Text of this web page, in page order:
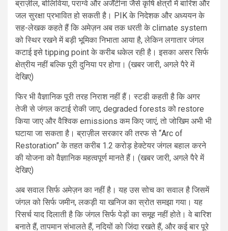
ब्राज़ील, बोलिविया, पराग्वे और अर्जेंटीना जैसे कृषि क्षेत्रों में बारिश और
जल सुरक्षा प्रभावित हो सकती है। PIK के निदेशक और अध्ययन के
सह-लेखक कहते हैं कि अमेज़न अब तक धरती के climate system
को स्थिर रखने में बड़ी भूमिका निभाता आया है, लेकिन लगातार जंगल
कटाई इसे tipping point के करीब धकेल रही है। इसका असर सिर्फ
क्षेत्रीय नहीं बल्कि पूरी दुनिया पर होगा। (खबर जारी, अगले पैरे में
देखिए)
फिर भी वैज्ञानिक पूरी तरह निराश नहीं हैं। स्टडी कहती है कि अगर
तेजी से जंगल कटाई रोकी जाए, degraded forests को restore
किया जाए और वैश्विक emissions कम किए जाएं, तो जोखिम अभी भी
घटाया जा सकता है। ब्राज़ील सरकार की तरफ से “Arc of
Restoration” के तहत करीब 1.2 करोड़ हेक्टेयर जंगल बहाल करने
की योजना को वैज्ञानिक महत्वपूर्ण मानते हैं। (खबर जारी, अगले पैरे में
देखिए)
अब सवाल सिर्फ अमेज़न का नहीं है। यह उस सोच का सवाल है जिसमें
जंगल को सिर्फ जमीन, लकड़ी या खनिज का स्रोत समझा गया। यह
रिसर्च याद दिलाती है कि जंगल सिर्फ पेड़ों का समूह नहीं होते। वे बारिश
बनाते हैं, तापमान संभालते हैं, नदियों को जिंदा रखते हैं, और कई बार पूरे